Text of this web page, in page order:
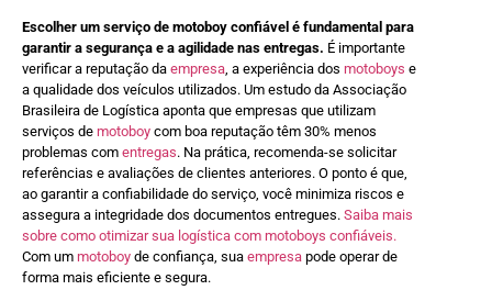
Escolher um serviço de motoboy confiável é fundamental para
garantir a segurança e a agilidade nas entregas. É importante
verificar a reputação da empresa , a experiência dos motoboys e
a qualidade dos veículos utilizados. Um estudo da Associação
Brasileira de Logística aponta que empresas que utilizam
serviços de motoboy com boa reputação têm 30% menos
problemas com entregas. Na prática, recomenda-se solicitar
referências e avaliações de clientes anteriores. O ponto é que,
ao garantir a confiabilidade do serviço, você minimiza riscos e
assegura a integridade dos documentos entregues. Saiba mais
sobre como otimizar sua logística com motoboys confiáveis.
Com um motoboy de confiança, sua empresa pode operar de
forma mais eficiente e segura.